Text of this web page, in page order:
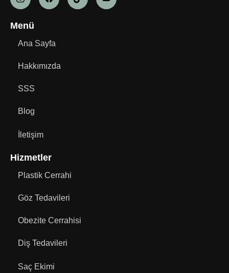
Menü
Ana Sayfa
Hakkımızda
SSS
Blog
İletişim
Hizmetler
Plastik Cerrahi
Göz Tedavileri
Obezite Cerrahisi
Diş Tedavileri
Saç Ekimi